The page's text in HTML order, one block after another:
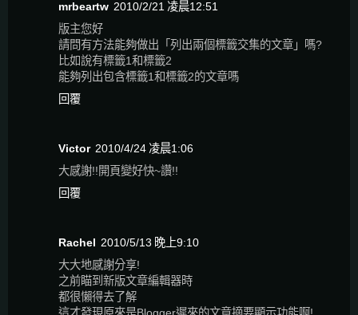
mrbeartw 2010/2/21 凌晨12:51
版主您好
請問有方法能夠做出「列出兩個標籤交集的文章」嗎?
比如說有標籤1和標籤2
能夠列出包含標籤1和標籤2的文章嗎
回覆
Victor 2010/4/24 凌晨1:06
大感謝!!開頁變好快~讚!!
回覆
Rachel 2010/5/13 晚上9:10
大大地感謝分享!
之前瞄到新版文章編輯器時
都很懶得去了解